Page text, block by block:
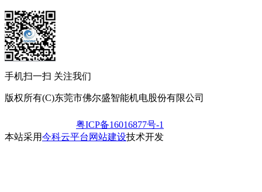
手机扫一扫 关注我们
版权所有(C)东莞市佛尔盛智能机电股份有限公司
粤ICP备16016877号-1
本站采用今科云平台网站建设技术开发